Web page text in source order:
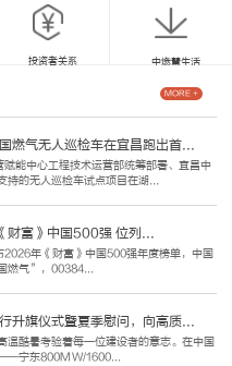
投资者关系 中燃慧生活
燃气无人巡检车在宜昌跑出首...
能中心工程技术运营部统筹部署、宜昌中
持的无人巡检车试点项目在湖...
富》中国500强 位列...
2026年《财富》中国500强年度榜单，中国
燃气”，00384...
升旗仪式暨夏季慰问，向高质...
温酷暑考验着每一位建设者的意志。在中国
——宁东800MW/1600...
MORE +